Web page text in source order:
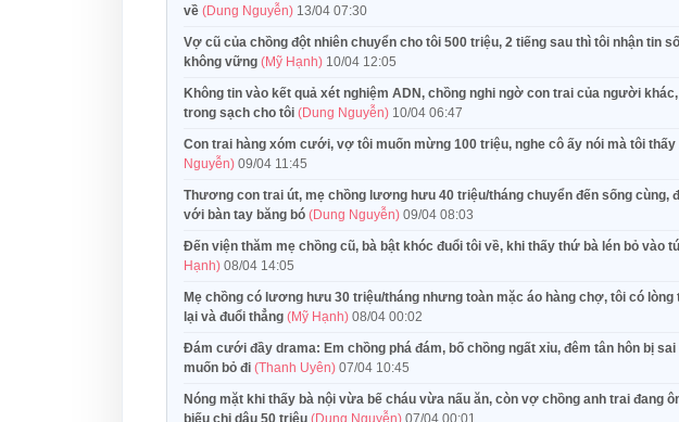
về (Dung Nguyễn) 13/04 07:30
Vợ cũ của chồng đột nhiên chuyển cho tôi 500 triệu, 2 tiếng sau thì tôi nhận tin
không vững (Mỹ Hạnh) 10/04 12:05
Không tin vào kết quả xét nghiệm ADN, chồng nghi ngờ con trai của người
trong sạch cho tôi (Dung Nguyễn) 10/04 06:47
Con trai hàng xóm cưới, vợ tôi muốn mừng 100 triệu, nghe cô ấy nói mà tôi thấy
Nguyễn) 09/04 11:45
Thương con trai út, mẹ chồng lương hưu 40 triệu/tháng chuyển đến sống
với bàn tay băng bó (Dung Nguyễn) 09/04 08:03
Đến viện thăm mẹ chồng cũ, bà bật khóc đuổi tôi về, khi thấy thứ bà lén bỏ vào
Hạnh) 08/04 14:05
Mẹ chồng có lương hưu 30 triệu/tháng nhưng toàn mặc áo hàng chợ, tôi có lòng
lại và đuổi thẳng (Mỹ Hạnh) 08/04 00:02
Đám cưới đầy drama: Em chồng phá đám, bố chồng ngất xỉu, đêm tân hôn bị sai
muốn bỏ đi (Thanh Uyên) 07/04 10:45
Nóng mặt khi thấy bà nội vừa bế cháu vừa nấu ăn, còn vợ chồng anh trai đang
biếu chị dâu 50 triệu (Dung Nguyễn) 07/04 00:01